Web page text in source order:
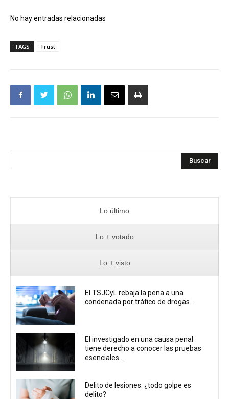
No hay entradas relacionadas
TAGS Trust
Buscar
Lo último
Lo + votado
Lo + visto
El TSJCyL rebaja la pena a una
condenada por tráfico de drogas...
El investigado en una causa penal
tiene derecho a conocer las pruebas
esenciales...
Delito de lesiones: ¿todo golpe es
delito?